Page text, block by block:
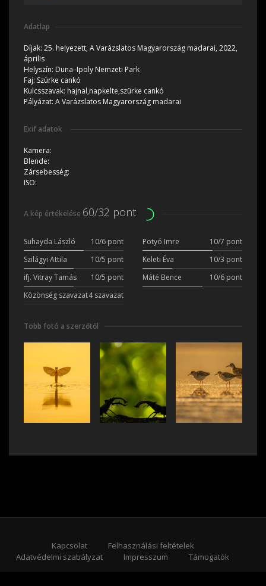
Adatlap
Díjak: 25. helyezett, A Varázslatos Magyarország madarai, 2022,
április
Helyszín: Duna–Ipoly Nemzeti Park
Faj: Szürke cankó
Kulcsszavak: hajnal,napkelte,szürke cankó
Pályázat: A Varázslatos Magyarország madarai
Exif adatok
Kamera:
Blende:
Zársebesség:
ISO:
A kép értékelése 60/32 pont
Suhayda László 10/6 pont Potyó Imre
10/7 pont
Szilágyi Attila
10/5 pont Keleti Éva
10/3 pont
ifj. Vitray Tamás
10/5 pont Máté Bence
10/6 pont
Közönség szavazat4 szavazat
Több fotó a szerzőtől
Kapcsolat
Felhasználási feltételek
Adatvédelmi szabályzat
Impresszum
Támogatók